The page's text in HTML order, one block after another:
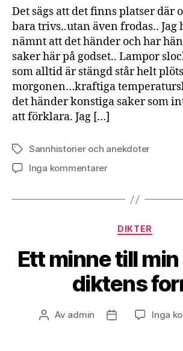
Det sägs att det finns platser där
bara trivs..utan även frodas.. Jag
nämnt att det händer och har
saker här på godset.. Lampor
som alltid är stängd står helt
morgonen…kraftiga
det händer konstiga saker som
att förklara. Jag […]
EtiketterSannhistorier och anekdoter
Inga kommentarertill
Håkans
Kategorier
DIKTER
Ett minne till
diktens
Inläggsförfattare
Av admin Inläggsdatum
Inga